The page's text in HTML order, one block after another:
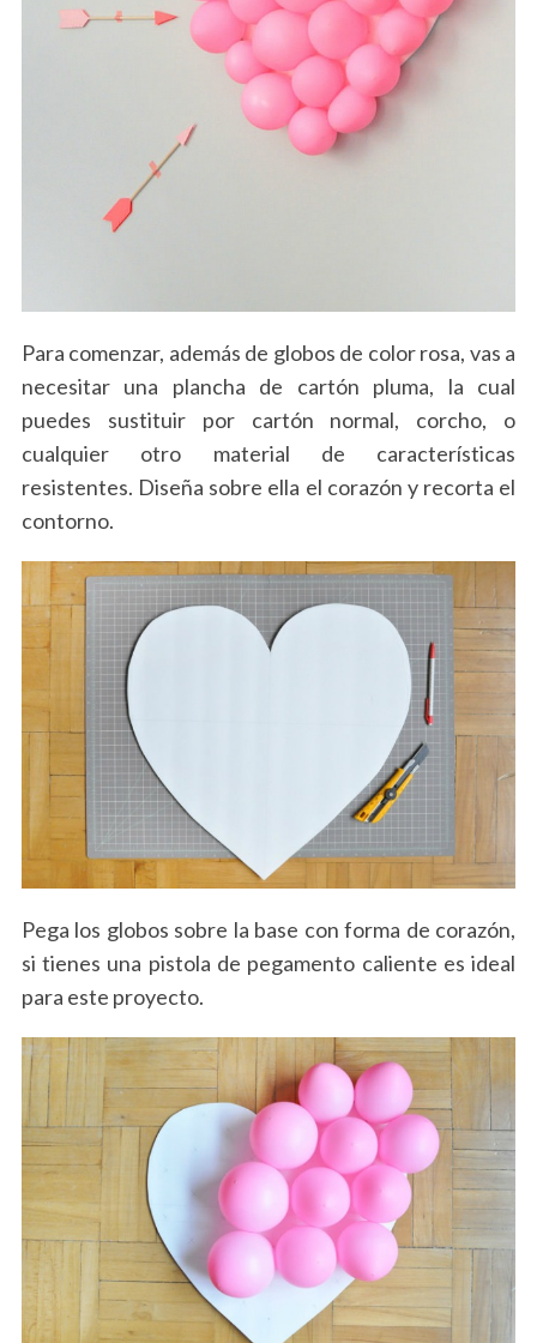
Para comenzar, además de globos de color rosa, vas a
necesitar una plancha de cartón pluma, la cual
puedes sustituir por cartón normal, corcho, o
cualquier otro material de características
resistentes. Diseña sobre ella el corazón y recorta el
contorno.
Pega los globos sobre la base con forma de corazón,
si tienes una pistola de pegamento caliente es ideal
para este proyecto.